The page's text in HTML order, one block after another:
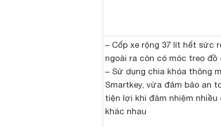
– Cốp xe rộng 37 lít hết sức
ngoài ra còn có móc treo đồ
– Sử dụng chìa khóa thông
Smartkey, vừa đảm bảo an
tiện lợi khi đảm nhiệm nhiều
khác nhau